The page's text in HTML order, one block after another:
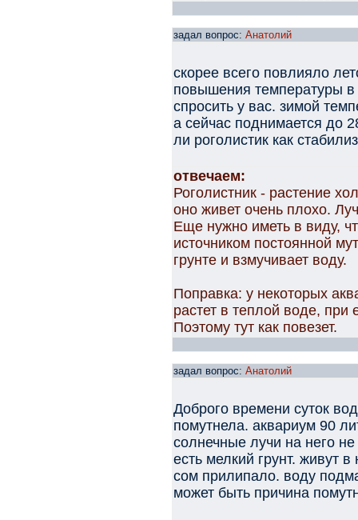
задал вопрос: Анатолий
скорее всего повлияло
повышения температуры
спросить у вас. зимой
а сейчас поднимается до
ли роголистик как
отвечаем:
Роголистник - растение
оно живет очень плохо.
Еще нужно иметь в виду,
источником постоянной
грунте и взмучивает воду.
Поправка: у некоторых
растет в теплой воде, при
Поэтому тут как повезет.
задал вопрос: Анатолий
Доброго времени суток
помутнела. аквариум 90
солнечные лучи на него
есть мелкий грунт. живут
сом прилипало. воду
может быть причина